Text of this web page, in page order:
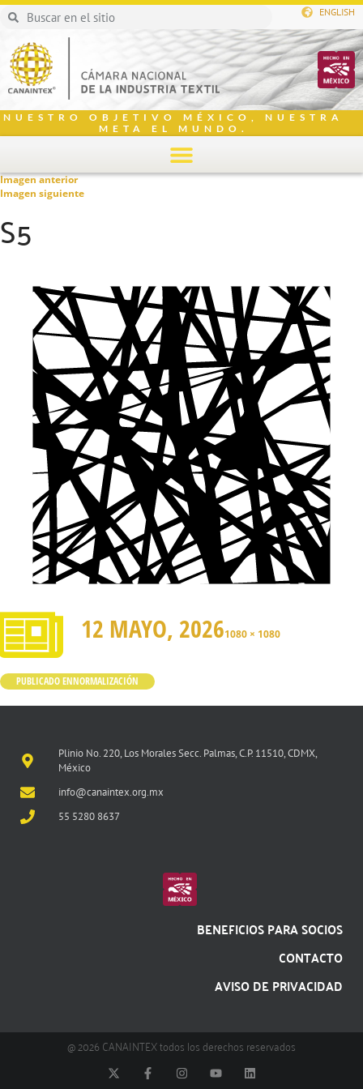
ENGLISH
NUESTRO OBJETIVO MÉXICO, NUESTRA
META EL MUNDO.
Imagen anterior
Imagen siguiente
S5
12 MAYO, 20261080 × 1080
PUBLICADO ENNORMALIZACIÓN
Plinio No. 220, Los Morales Secc. Palmas, C.P. 11510, CDMX,
México
info@canaintex.org.mx
55 5280 8637
BENEFICIOS PARA SOCIOS
CONTACTO
AVISO DE PRIVACIDAD
@ 2026 CANAINTEX todos los derechos reservados